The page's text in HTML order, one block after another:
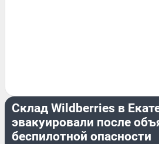
Склад Wildberries в
эвакуировали после
беспилотной опасности